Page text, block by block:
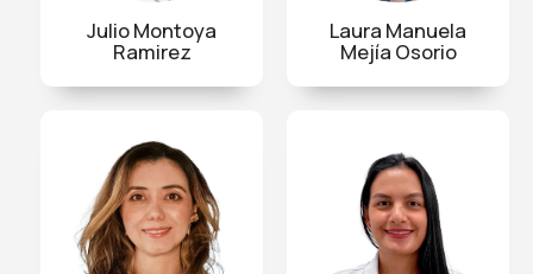
Julio Montoya
Ramirez
Laura Manuela
Mejía Osorio